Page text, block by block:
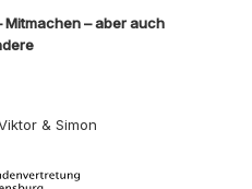
Mitmachen – aber auch
& Simon